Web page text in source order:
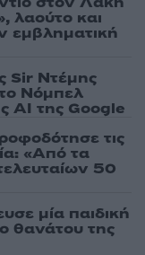
λαούτο και
εμβληματική
Sir Ντέμης
Νόμπελ
AI της Google
τις
«Από τα
50
μία παιδική
θανάτου της